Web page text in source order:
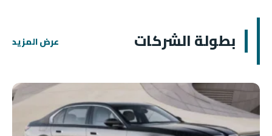
بطولة الشركات عرض المزيد